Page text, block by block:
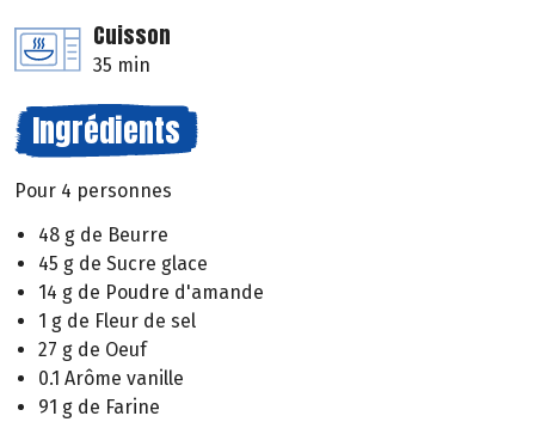
Cuisson
35 min
Ingrédients
Pour 4 personnes
48 g de Beurre
45 g de Sucre glace
14 g de Poudre d'amande
1 g de Fleur de sel
27 g de Oeuf
0.1 Arôme vanille
91 g de Farine